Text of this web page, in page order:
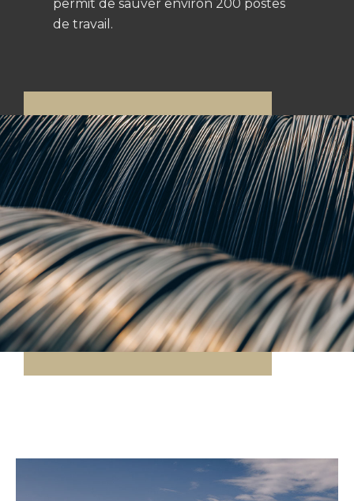
permit de sauver environ 200 postes
de travail.